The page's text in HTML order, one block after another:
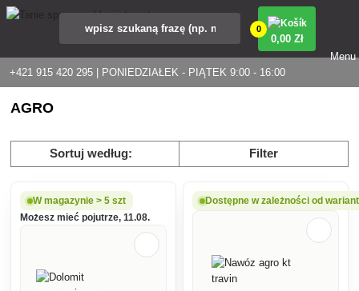
+421 915 420 295 | PONIEDZIAŁEK - PIĄTEK 9:00 - 16:00
0
0,00 Zł
Menu
AGRO
Sortuj według: Filter
W magazynie > 5 szt
Możesz mieć pojutrze, 11.08.
Dostępne w zależności od